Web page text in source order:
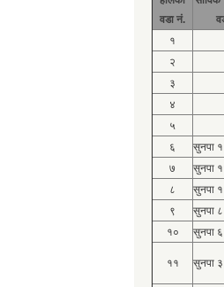
वडा नं.
१
२
३
४
५
६
सुनपा
७
सुनपा
८
सुनपा
९
सुनपा
१०
सुनपा
११ सुनपा